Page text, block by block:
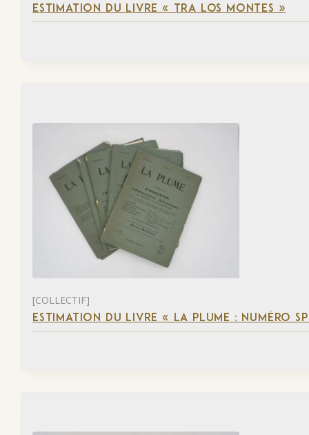
ESTIMATION DU LIVRE « TRA LOS MONTES »
[COLLECTIF]
ESTIMATION DU LIVRE « LA PLUME : NUMÉRO